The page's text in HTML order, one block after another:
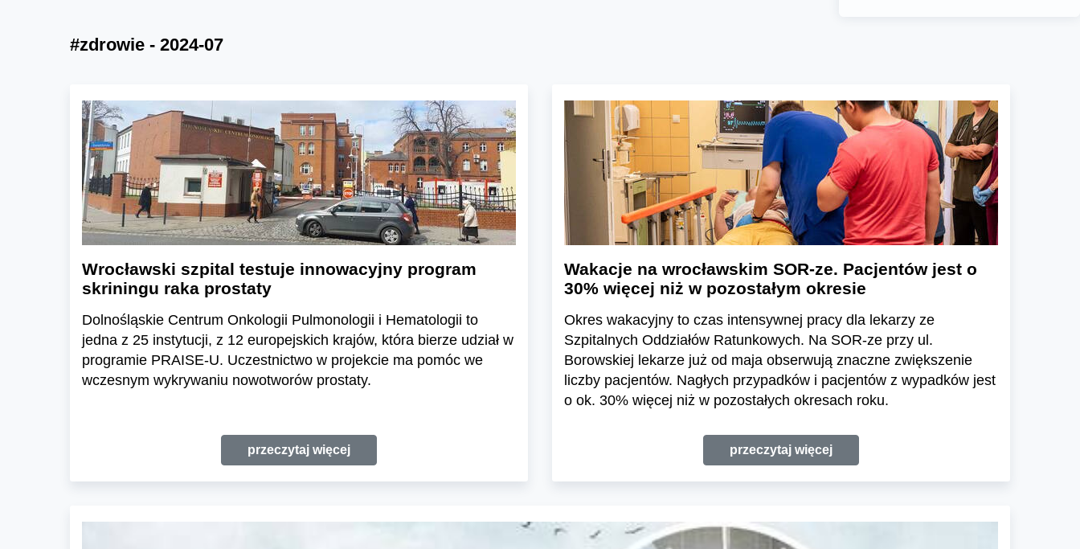
#zdrowie - 2024-07
Wrocławski szpital testuje innowacyjny program
skriningu raka prostaty
Dolnośląskie Centrum Onkologii Pulmonologii i Hematologii to
jedna z 25 instytucji, z 12 europejskich krajów, która bierze udział w
programie PRAISE-U. Uczestnictwo w projekcie ma pomóc we
wczesnym wykrywaniu nowotworów prostaty.
przeczytaj więcej
Wakacje na wrocławskim SOR-ze. Pacjentów jest o
30% więcej niż w pozostałym okresie
Okres wakacyjny to czas intensywnej pracy dla lekarzy ze
Szpitalnych Oddziałów Ratunkowych. Na SOR-ze przy ul.
Borowskiej lekarze już od maja obserwują znaczne zwiększenie
liczby pacjentów. Nagłych przypadków i pacjentów z wypadków jest
o ok. 30% więcej niż w pozostałych okresach roku.
przeczytaj więcej